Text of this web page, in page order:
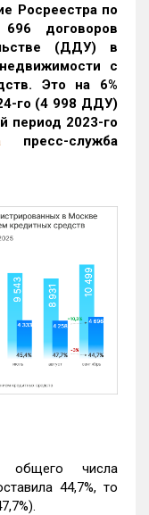
Росреестра по
договоров
(ДДУ) в
с
Это на 6%
го (4 998 ДДУ)
период 2023-го
пресс-служба
общего числа
44,7%, то